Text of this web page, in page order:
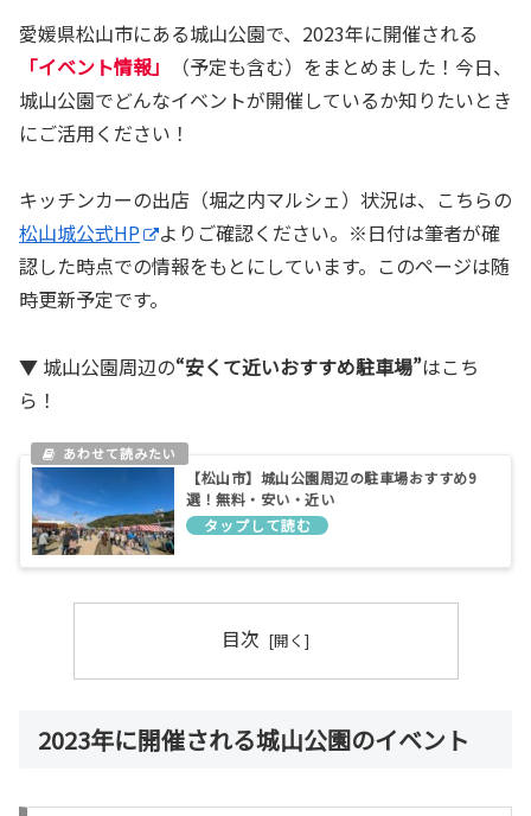
愛媛県松山市にある城山公園で、2023年に開催される
「イベント情報」
（予定も含む）をまとめました！今日、
城山公園でどんなイベントが開催しているか知りたいとき
にご活用ください！
キッチンカーの出店（堀之内マルシェ）状況は、こちらの
松山城公式HP
よりご確認ください。※日付は筆者が確
認した時点での情報をもとにしています。このページは随
時更新予定です。
▼ 城山公園周辺の“安くて近いおすすめ駐車場”はこち
ら！
【松山市】城山公園周辺の駐車場おすすめ9
選！無料・安い・近い
目次
2023年に開催される城山公園のイベント